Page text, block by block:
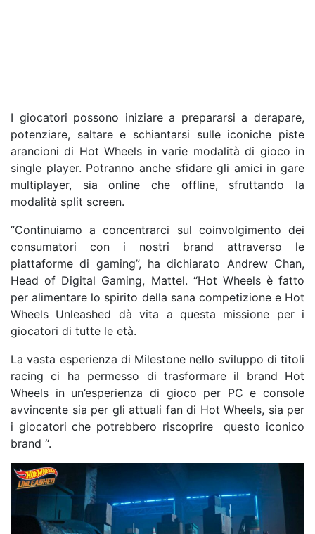
I giocatori possono iniziare a prepararsi a derapare,
potenziare, saltare e schiantarsi sulle iconiche piste
arancioni di Hot Wheels in varie modalità di gioco in
single player. Potranno anche sfidare gli amici in gare
multiplayer, sia online che offline, sfruttando la
modalità split screen.
“Continuiamo a concentrarci sul coinvolgimento dei
consumatori con i nostri brand attraverso le
piattaforme di gaming”, ha dichiarato Andrew Chan,
Head of Digital Gaming, Mattel. “Hot Wheels è fatto
per alimentare lo spirito della sana competizione e Hot
Wheels Unleashed dà vita a questa missione per i
giocatori di tutte le età.
La vasta esperienza di Milestone nello sviluppo di titoli
racing ci ha permesso di trasformare il brand Hot
Wheels in un’esperienza di gioco per PC e console
avvincente sia per gli attuali fan di Hot Wheels, sia per
i giocatori che potrebbero riscoprire questo iconico
brand “.